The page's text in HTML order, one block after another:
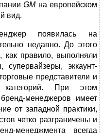
GM на европейском
вид.
появилась на
недавно. До этого
как пра­вило, выполняли
супервайзеры, эккаунт-
представители и
При этом
бренд-менед­жеров имеет
от западной практики,
четко разграничены и
менеджмента всегда